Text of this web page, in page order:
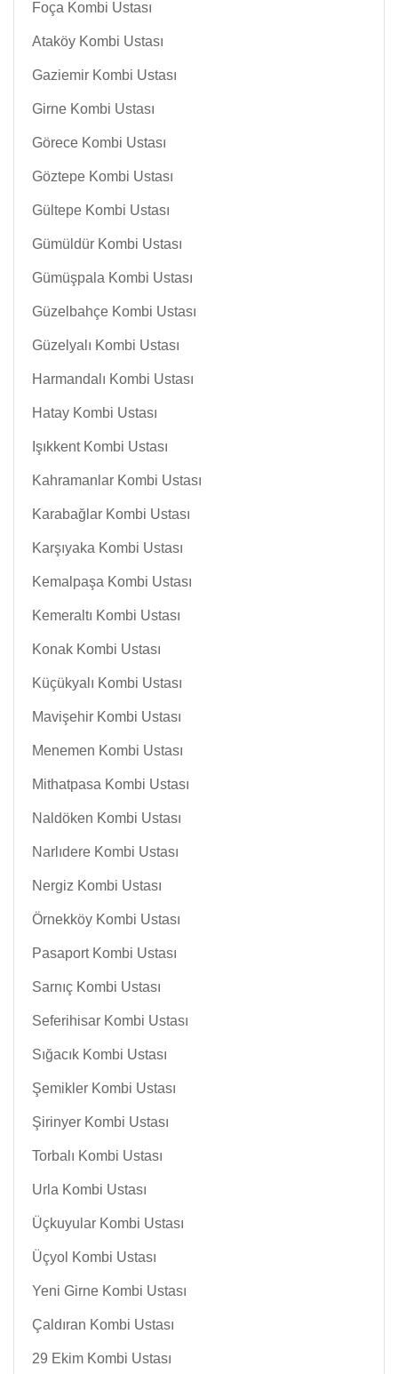
Foça Kombi Ustası
Ataköy Kombi Ustası
Gaziemir Kombi Ustası
Girne Kombi Ustası
Görece Kombi Ustası
Göztepe Kombi Ustası
Gültepe Kombi Ustası
Gümüldür Kombi Ustası
Gümüşpala Kombi Ustası
Güzelbahçe Kombi Ustası
Güzelyalı Kombi Ustası
Harmandalı Kombi Ustası
Hatay Kombi Ustası
Işıkkent Kombi Ustası
Kahramanlar Kombi Ustası
Karabağlar Kombi Ustası
Karşıyaka Kombi Ustası
Kemalpaşa Kombi Ustası
Kemeraltı Kombi Ustası
Konak Kombi Ustası
Küçükyalı Kombi Ustası
Mavişehir Kombi Ustası
Menemen Kombi Ustası
Mithatpasa Kombi Ustası
Naldöken Kombi Ustası
Narlıdere Kombi Ustası
Nergiz Kombi Ustası
Örnekköy Kombi Ustası
Pasaport Kombi Ustası
Sarnıç Kombi Ustası
Seferihisar Kombi Ustası
Sığacık Kombi Ustası
Şemikler Kombi Ustası
Şirinyer Kombi Ustası
Torbalı Kombi Ustası
Urla Kombi Ustası
Üçkuyular Kombi Ustası
Üçyol Kombi Ustası
Yeni Girne Kombi Ustası
Çaldıran Kombi Ustası
29 Ekim Kombi Ustası